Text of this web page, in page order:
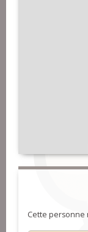
Cette personne